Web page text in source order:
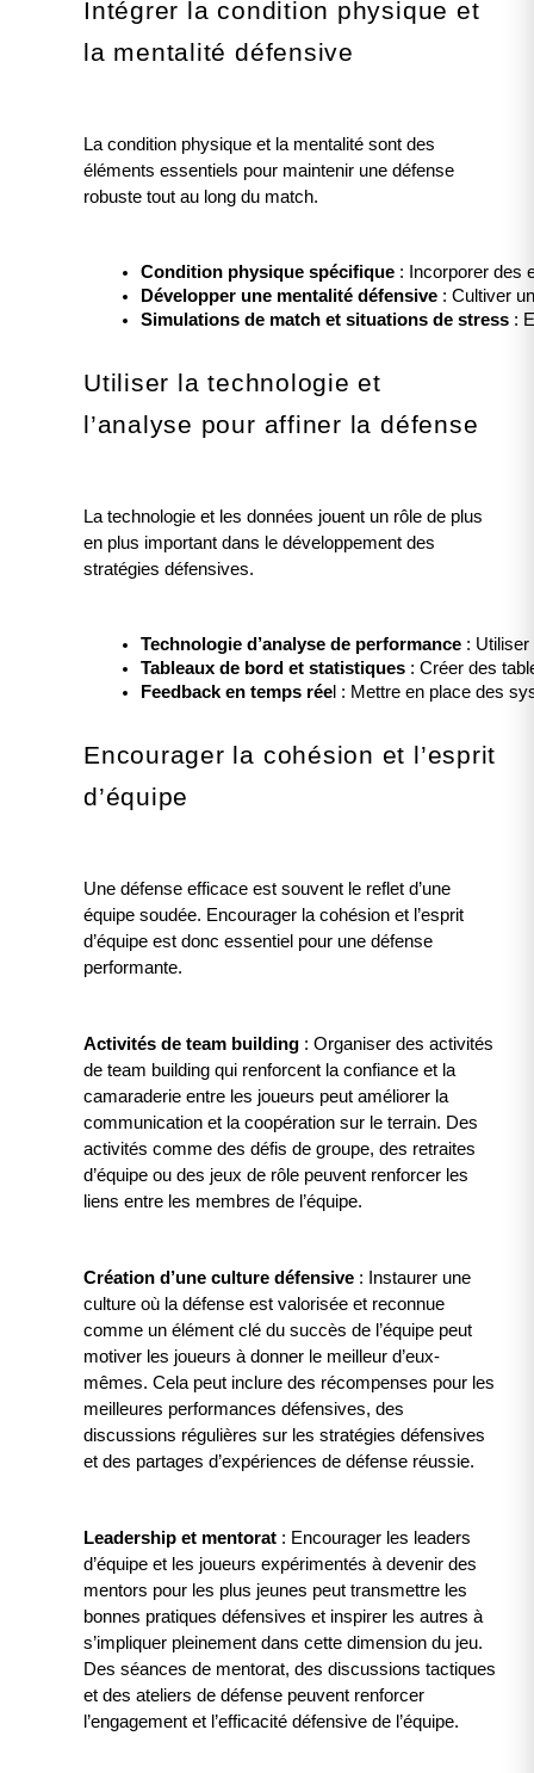
Intégrer la condition physique et
la mentalité défensive
La condition physique et la mentalité sont des
éléments essentiels pour maintenir une défense
robuste tout au long du match.
Condition physique spécifique : Incorporer des
Développer une mentalité défensive : Cultiver
Simulations de match et situations de stress :
Utiliser la technologie et
l’analyse pour affiner la défense
La technologie et les données jouent un rôle de plus
en plus important dans le développement des
stratégies défensives.
Technologie d’analyse de performance :
Tableaux de bord et statistiques : Créer des
Feedback en temps rée l : Mettre en place des
Encourager la cohésion et l’esprit
d’équipe
Une défense efficace est souvent le reflet d’une
équipe soudée. Encourager la cohésion et l’esprit
d’équipe est donc essentiel pour une défense
performante.
Activités de team building : Organiser des activités
de team building qui renforcent la confiance et la
camaraderie entre les joueurs peut améliorer la
communication et la coopération sur le terrain. Des
activités comme des défis de groupe, des retraites
d’équipe ou des jeux de rôle peuvent renforcer les
liens entre les membres de l’équipe.
Création d’une culture défensive : Instaurer une
culture où la défense est valorisée et reconnue
comme un élément clé du succès de l’équipe peut
motiver les joueurs à donner le meilleur d’eux-
mêmes. Cela peut inclure des récompenses pour les
meilleures performances défensives, des
discussions régulières sur les stratégies défensives
et des partages d’expériences de défense réussie.
Leadership et mentorat : Encourager les leaders
d’équipe et les joueurs expérimentés à devenir des
mentors pour les plus jeunes peut transmettre les
bonnes pratiques défensives et inspirer les autres à
s’impliquer pleinement dans cette dimension du jeu.
Des séances de mentorat, des discussions tactiques
et des ateliers de défense peuvent renforcer
l’engagement et l’efficacité défensive de l’équipe.